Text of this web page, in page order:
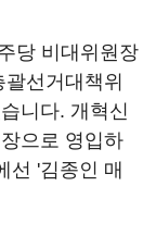
당 비대위원장
선거대책위
니다. 개혁신
으로 영입하
선 '김종인 매